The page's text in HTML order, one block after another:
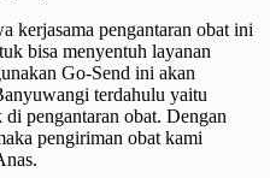
kerjasama pengantaran obat ini
bisa menyentuh layanan
Go-Send ini akan
terdahulu yaitu
pengantaran obat. Dengan
pengiriman obat kami